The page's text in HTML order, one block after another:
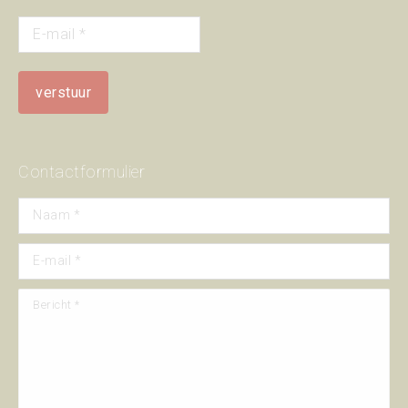
Contactformulier
Naam *
E-mail *
Bericht *